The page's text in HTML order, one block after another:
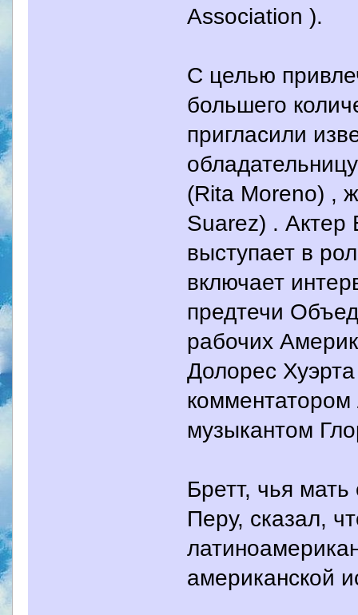
Association ).
С целью
большего
пригласили
(Rita Moreno) ,
Suarez) . Актер
выступает в
включает
предтечи
рабочих
Долорес
музыкантом
Бретт, чья
Перу, сказал,
американской